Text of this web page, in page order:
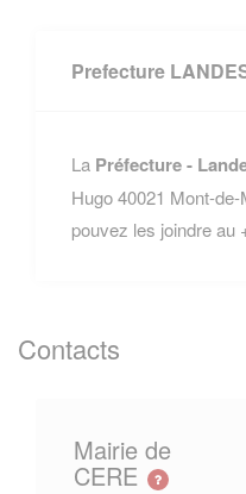
Prefecture
La Préfecture -
Hugo 40021 Mont-
pouvez les joindre au
Contacts
Mairie de
CERE